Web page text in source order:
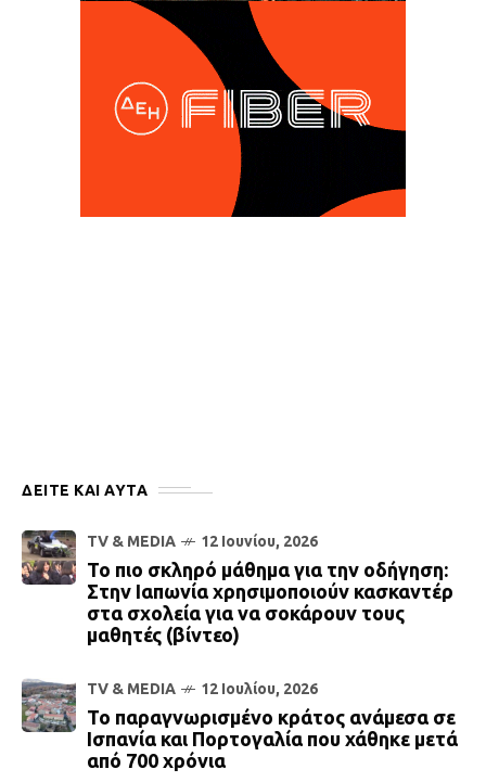
ΔΕΙΤΕ ΚΑΙ ΑΥΤΆ
TV & MEDIA 12 Ιουνίου, 2026
Το πιο σκληρό μάθημα για την οδήγηση:
Στην Ιαπωνία χρησιμοποιούν κασκαντέρ
στα σχολεία για να σοκάρουν τους
μαθητές (βίντεο)
TV & MEDIA 12 Ιουλίου, 2026
Το παραγνωρισμένο κράτος ανάμεσα σε
Ισπανία και Πορτογαλία που χάθηκε μετά
από 700 χρόνια